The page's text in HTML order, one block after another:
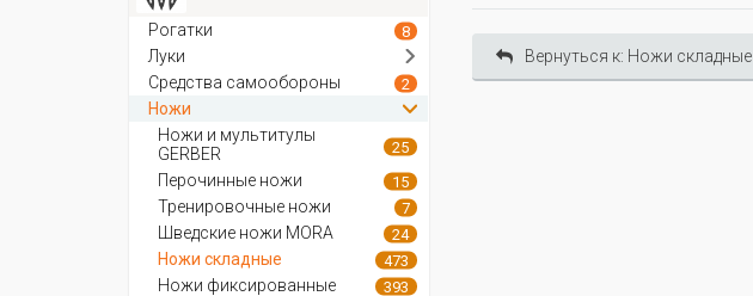
Вернуться к: Ножи складные
Рогатки 8
Луки
Средства самообороны
2
Ножи
Ножи и мультитулы
GERBER
25
Перочинные ножи 15
Тренировочные ножи 7
Шведские ножи MORA 24
Ножи складные 473
Ножи фиксированные 393